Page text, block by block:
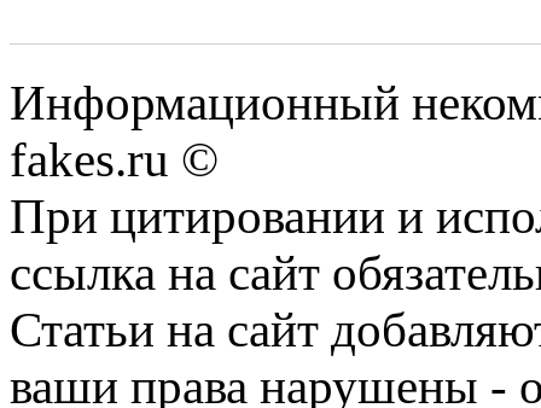
Информационный
fakes.ru ©
При цитировании и
ссылка на сайт
Статьи на сайт
ваши права нарушены -